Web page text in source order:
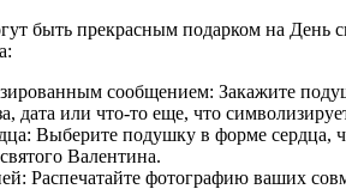
быть прекрасным подарком на День
сообщением: Закажите
дата или что-то еще, что
Выберите подушку в форме сердца,
Валентина.
Распечатайте фотографию ваших